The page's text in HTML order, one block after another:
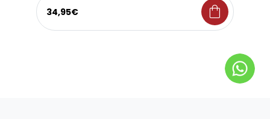
34,95€ shopping_bag